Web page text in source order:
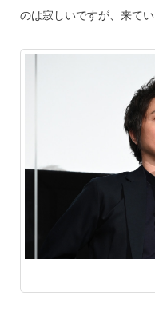
のは寂しいですが、来て